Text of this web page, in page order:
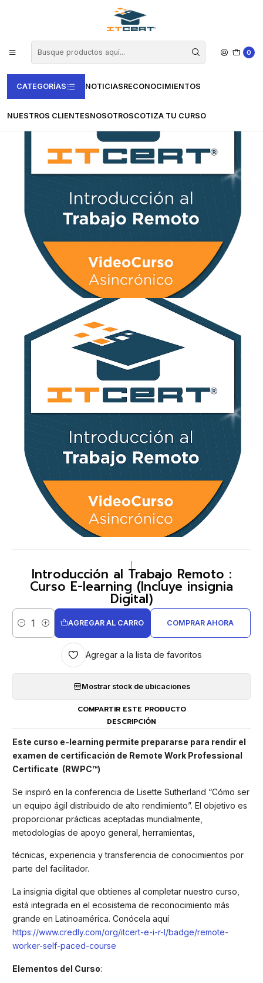
0
CATEGORÍAS NOTICIASRECONOCIMIENTOS
NUESTROS CLIENTESNOSOTROSCOTIZA TU CURSO
Certiprof - ITCERT®
Introducción al Trabajo Remoto : Curso E-learning (Incluye insignia
Introducción al Trabajo Remoto :
Curso E-learning (Incluye insignia
Digital)
Cantidad
AGREGAR AL CARRO COMPRAR AHORA
Agregar a la lista de favoritos
Mostrar stock de ubicaciones
COMPARTIR ESTE PRODUCTO
DESCRIPCIÓN
Este curso e-learning permite prepararse para rendir el
examen de certificación de Remote Work Professional
Certificate (RWPC™)
Se inspiró en la conferencia de Lisette Sutherland “Cómo ser
un equipo ágil distribuido de alto rendimiento”. El objetivo es
proporcionar prácticas aceptadas mundialmente,
metodologías de apoyo general, herramientas,
técnicas, experiencia y transferencia de conocimientos por
parte del facilitador.
La insignia digital que obtienes al completar nuestro curso,
está integrada en el ecosistema de reconocimiento más
grande en Latinoamérica. Conócela aquí
https://www.credly.com/org/itcert-e-i-r-l/badge/remote-
worker-self-paced-course
Elementos del Curso: